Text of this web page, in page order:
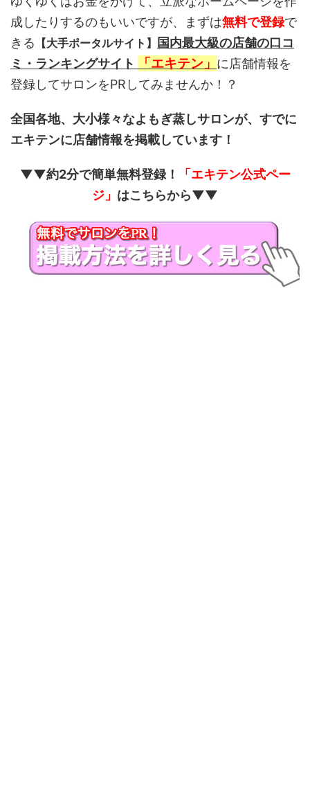
成したりするのもいいですが、まずは無料で登録で
きる 【大手ポータルサイト】 国内最大級の店舗の口コ
ミ・ランキングサイト
「エキテン」 に店舗情報を
登録してサロンをPRしてみませんか！？
全国各地、大小様々なよもぎ蒸しサロンが、すでに
エキテンに店舗情報を掲載しています！
▼▼約2分で簡単無料登録！
「エキテン公式ペー
ジ」 はこちらから▼▼